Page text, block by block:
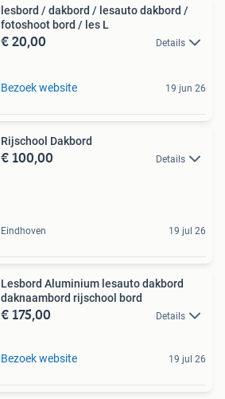
lesbord / dakbord / lesauto dakbord /
fotoshoot bord / les L
€ 20,00 Details
Bezoek website 19 jun 26
Rijschool Dakbord
€ 100,00 Details
Eindhoven 19 jul 26
Lesbord Aluminium lesauto dakbord
daknaambord rijschool bord
€ 175,00 Details
Bezoek website 19 jul 26